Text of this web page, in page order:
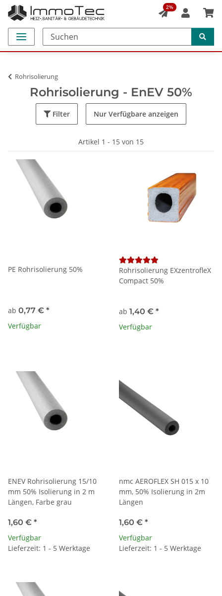
2%
Rohrisolierung
Rohrisolierung - EnEV 50%
Filter Nur Verfügbare anzeigen
Artikel 1 - 15 von 15
PE Rohrisolierung 50%
ab 0,77 € *
Verfügbar
Rohrisolierung EXzentrofleX
Compact 50%
ab 1,40 € *
Verfügbar
ENEV Rohrisolierung 15/10
mm 50% Isolierung in 2 m
Längen, Farbe grau
1,60 € *
Verfügbar
Lieferzeit: 1 - 5 Werktage
nmc AEROFLEX SH 015 x 10
mm, 50% Isolierung in 2m
Längen
1,60 € *
Verfügbar
Lieferzeit: 1 - 5 Werktage